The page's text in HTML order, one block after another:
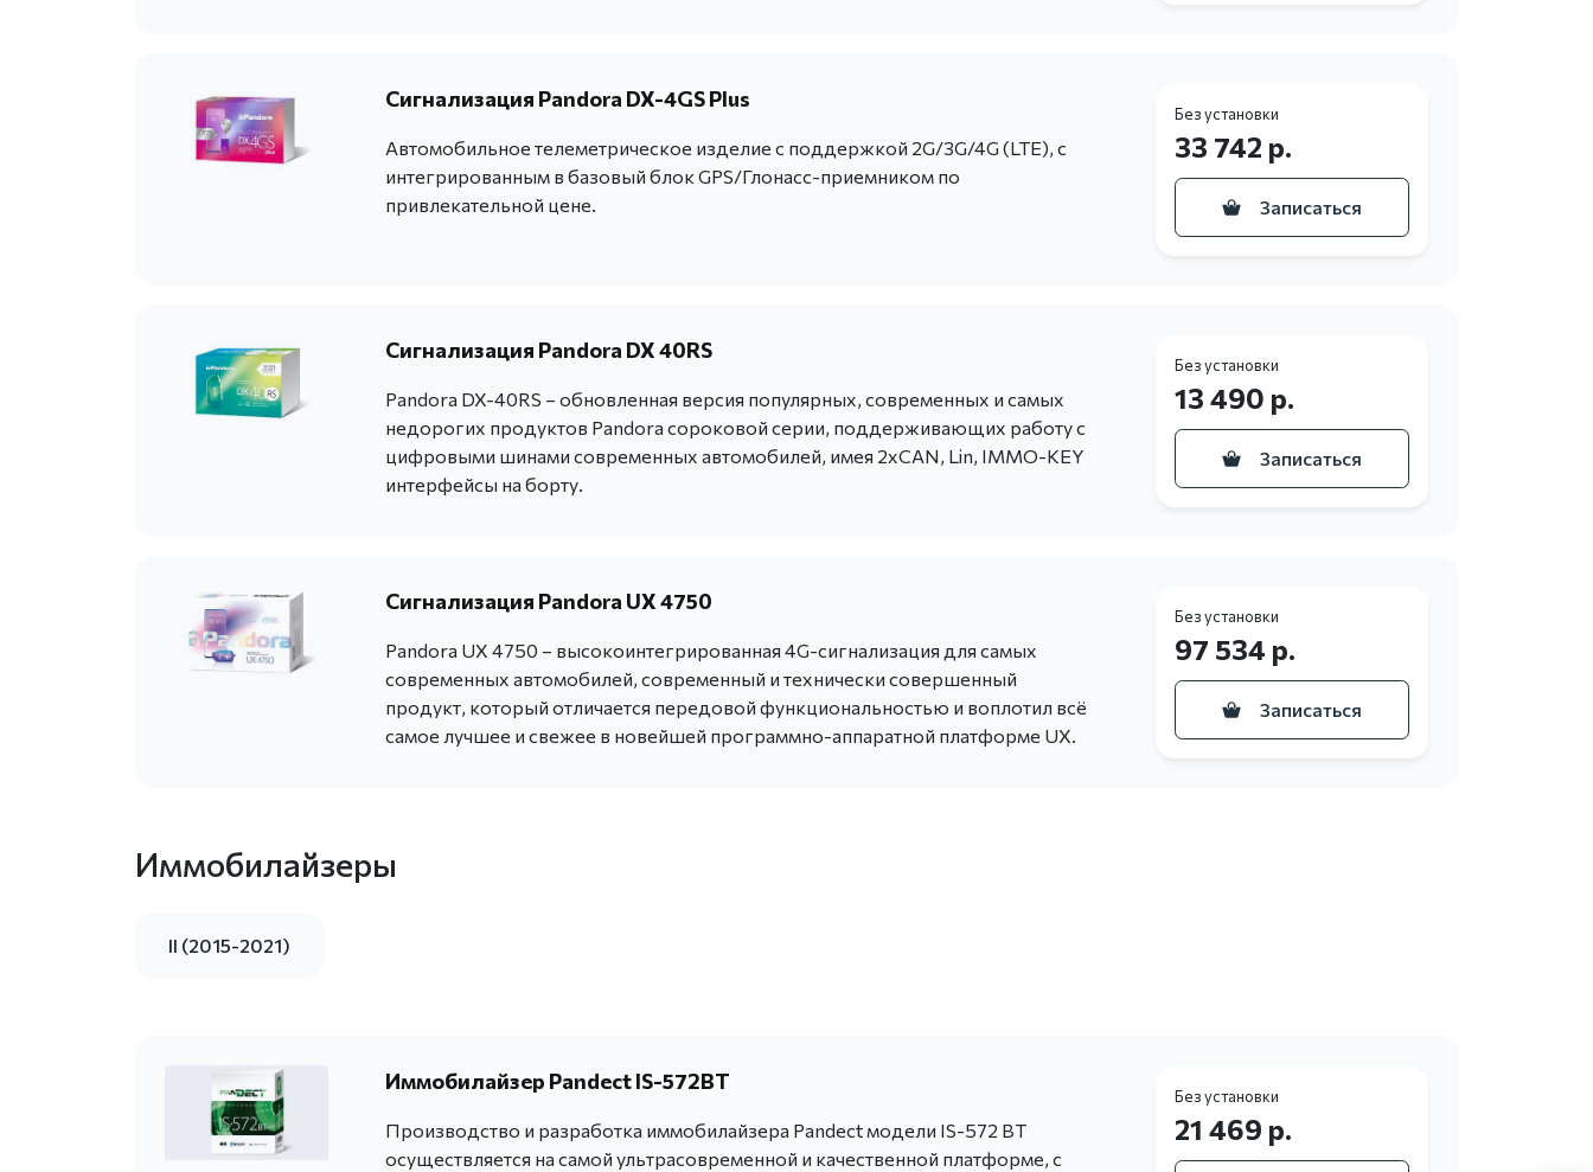
Сигнализация Pandora DX-4GS Plus
Автомобильное телеметрическое изделие с поддержкой 2G/3G/4G (LTE), с
интегрированным в базовый блок GPS/Глонасс-приемником по
привлекательной цене.
Без установки
33 742 р.
Записаться
Сигнализация Pandora DX 40RS
Pandora DX-40RS – обновленная версия популярных, современных и самых
недорогих продуктов Pandora сороковой серии, поддерживающих работу с
цифровыми шинами современных автомобилей, имея 2хCAN, Lin, IMMO-KEY
интерфейсы на борту.
Без установки
13 490 р.
Записаться
Сигнализация Pandora UX 4750
Pandora UX 4750 – высокоинтегрированная 4G-сигнализация для самых
современных автомобилей, современный и технически совершенный
продукт, который отличается передовой функциональностью и воплотил всё
самое лучшее и свежее в новейшей программно-аппаратной платформе UX.
Без установки
97 534 р.
Записаться
Иммобилайзеры
II (2015-2021)
Иммобилайзер Pandect IS-572BT
Производство и разработка иммобилайзера Pandect модели IS-572 BT
осуществляется на самой ультрасовременной и качественной платформе, с
Без установки
21 469 р.